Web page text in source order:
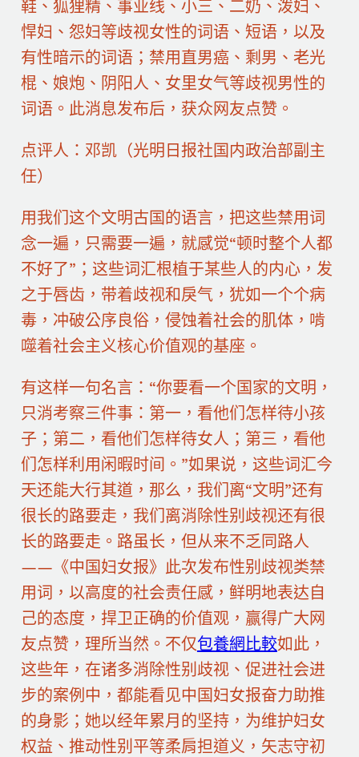
鞋、狐狸精、事业线、小三、二奶、泼妇、
悍妇、怨妇等歧视女性的词语、短语，以及
有性暗示的词语；禁用直男癌、剩男、老光
棍、娘炮、阴阳人、女里女气等歧视男性的
词语。此消息发布后，获众网友点赞。
点评人：邓凯（光明日报社国内政治部副主
任）
用我们这个文明古国的语言，把这些禁用词
念一遍，只需要一遍，就感觉“顿时整个人都
不好了”；这些词汇根植于某些人的内心，发
之于唇齿，带着歧视和戾气，犹如一个个病
毒，冲破公序良俗，侵蚀着社会的肌体，啃
噬着社会主义核心价值观的基座。
有这样一句名言：“你要看一个国家的文明，
只消考察三件事：第一，看他们怎样待小孩
子；第二，看他们怎样待女人；第三，看他
们怎样利用闲暇时间。”如果说，这些词汇今
天还能大行其道，那么，我们离“文明”还有
很长的路要走，我们离消除性别歧视还有很
长的路要走。路虽长，但从来不乏同路人
——《中国妇女报》此次发布性别歧视类禁
用词，以高度的社会责任感，鲜明地表达自
己的态度，捍卫正确的价值观，赢得广大网
友点赞，理所当然。不仅包養網比較如此，
这些年，在诸多消除性别歧视、促进社会进
步的案例中，都能看见中国妇女报奋力助推
的身影；她以经年累月的坚持，为维护妇女
权益、推动性别平等柔肩担道义，矢志守初